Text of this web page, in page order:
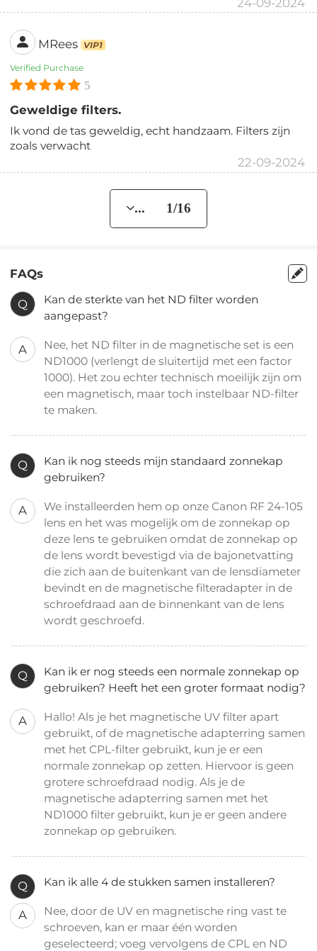
MRees VIP1
Verified Purchase
5
Geweldige filters.
Ik vond de tas geweldig, echt handzaam. Filters zijn
zoals verwacht
22-09-2024
... 1/16
FAQs
Q
Kan de sterkte van het ND filter worden
aangepast?
A
Nee, het ND filter in de magnetische set is een
ND1000 (verlengt de sluitertijd met een factor
1000). Het zou echter technisch moeilijk zijn om
een magnetisch, maar toch instelbaar ND-filter
te maken.
Q
Kan ik nog steeds mijn standaard zonnekap
gebruiken?
A
We installeerden hem op onze Canon RF 24-105
lens en het was mogelijk om de zonnekap op
deze lens te gebruiken omdat de zonnekap op
de lens wordt bevestigd via de bajonetvatting
die zich aan de buitenkant van de lensdiameter
bevindt en de magnetische filteradapter in de
schroefdraad aan de binnenkant van de lens
wordt geschroefd.
Q
Kan ik er nog steeds een normale zonnekap op
gebruiken? Heeft het een groter formaat nodig?
A
Hallo! Als je het magnetische UV filter apart
gebruikt, of de magnetische adapterring samen
met het CPL-filter gebruikt, kun je er een
normale zonnekap op zetten. Hiervoor is geen
grotere schroefdraad nodig. Als je de
magnetische adapterring samen met het
ND1000 filter gebruikt, kun je er geen andere
zonnekap op gebruiken.
Q Kan ik alle 4 de stukken samen installeren?
A
Nee, door de UV en magnetische ring vast te
schroeven, kan er maar één worden
geselecteerd; voeg vervolgens de CPL en ND